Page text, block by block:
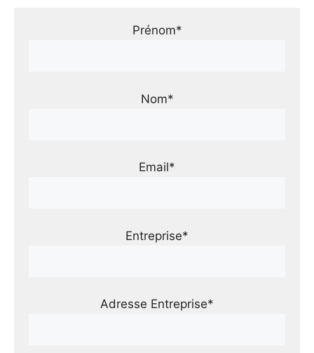
Prénom*
Nom*
Email*
Entreprise*
Adresse Entreprise*